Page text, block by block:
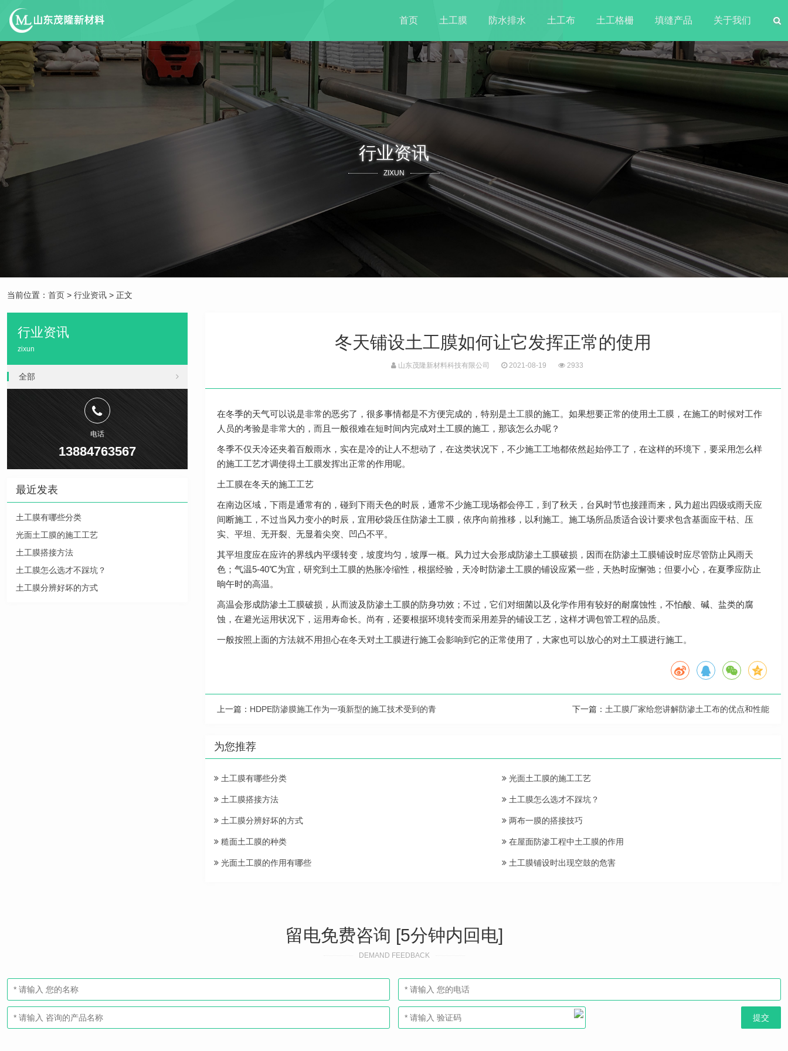
首页 土工膜 防水排水 土工布 土工格栅 填缝产品 关于我们
行业资讯
ZIXUN
当前位置： 首页 > 行业资讯 > 正文
冬天铺设土工膜如何让它发挥正常的使用
山东茂隆新材料科技有限公司 2021-08-19 2933
在冬季的天气可以说是非常的恶劣了，很多事情都是不方便完成的，特别是土工膜的施工。如果想要正常的使用土工膜，在施工的时候对工作
人员的考验是非常大的，而且一般很难在短时间内完成对土工膜的施工，那该怎么办呢？
冬季不仅天冷还夹着百般雨水，实在是冷的让人不想动了，在这类状况下，不少施工工地都依然起始停工了，在这样的环境下，要采用怎么样
的施工工艺才调使得土工膜发挥出正常的作用呢。
土工膜在冬天的施工工艺
在南边区域，下雨是通常有的，碰到下雨天色的时辰，通常不少施工现场都会停工，到了秋天，台风时节也接踵而来，风力超出四级或雨天应
间断施工，不过当风力变小的时辰，宜用砂袋压住防渗土工膜，依序向前推移，以利施工。施工场所品质适合设计要求包含基面应干枯、压
实、平坦、无开裂、无显着尖突、凹凸不平。
其平坦度应在应许的界线内平缓转变，坡度均匀，坡厚一概。风力过大会形成防渗土工膜破损，因而在防渗土工膜铺设时应尽管防止风雨天
色；气温5-40℃为宜，研究到土工膜的热胀冷缩性，根据经验，天冷时防渗土工膜的铺设应紧一些，天热时应懈弛；但要小心，在夏季应防止
晌午时的高温。
高温会形成防渗土工膜破损，从而波及防渗土工膜的防身功效；不过，它们对细菌以及化学作用有较好的耐腐蚀性，不怕酸、碱、盐类的腐
蚀，在避光运用状况下，运用寿命长。尚有，还要根据环境转变而采用差异的铺设工艺，这样才调包管工程的品质。
一般按照上面的方法就不用担心在冬天对土工膜进行施工会影响到它的正常使用了，大家也可以放心的对土工膜进行施工。
上一篇： HDPE防渗膜施工作为一项新型的施工技术受到的青 下一篇： 土工膜厂家给您讲解防渗土工布的优点和性能
为您推荐
土工膜有哪些分类 光面土工膜的施工工艺
土工膜搭接方法 土工膜怎么选才不踩坑？
土工膜分辨好坏的方式 两布一膜的搭接技巧
糙面土工膜的种类 在屋面防渗工程中土工膜的作用
光面土工膜的作用有哪些 土工膜铺设时出现空鼓的危害
行业资讯
zixun
全部
电话
13884763567
最近发表
土工膜有哪些分类
光面土工膜的施工工艺
土工膜搭接方法
土工膜怎么选才不踩坑？
土工膜分辨好坏的方式
留电免费咨询 [5分钟内回电]
DEMAND FEEDBACK